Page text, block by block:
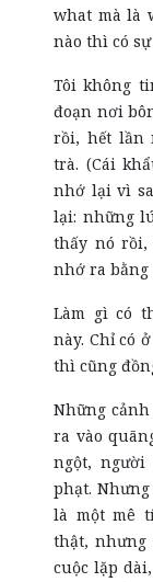
what mà là
nào thì có
Tôi không
đoạn nơi
rồi, hết lần
trà. (Cái
nhớ lại vì
lại: những
thấy nó
nhớ ra bằng
Làm gì có
này. Chỉ có
thì cũng
Những
ra vào
ngột,
phạt.
là một mê
thật, nhưng
cuộc lặp